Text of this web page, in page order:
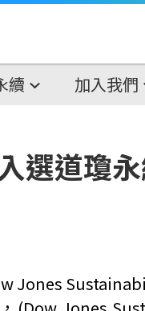
續 加入我們
選道瓊
Jones